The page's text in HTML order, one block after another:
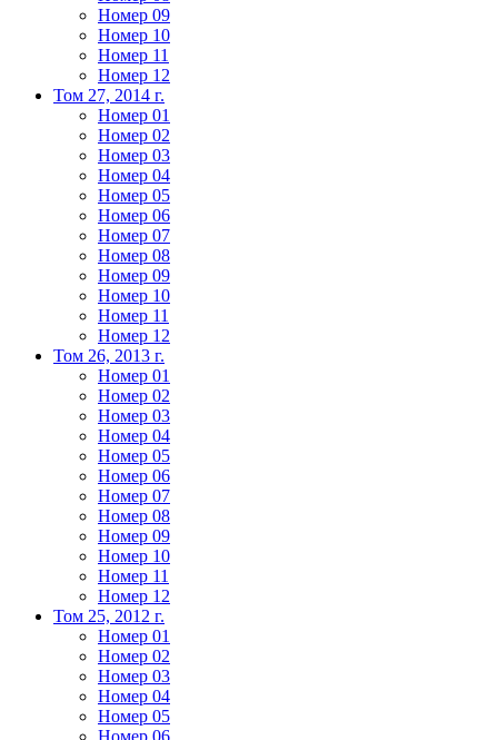
Номер 09
Номер 10
Номер 11
Номер 12
Том 27, 2014 г.
Номер 01
Номер 02
Номер 03
Номер 04
Номер 05
Номер 06
Номер 07
Номер 08
Номер 09
Номер 10
Номер 11
Номер 12
Том 26, 2013 г.
Номер 01
Номер 02
Номер 03
Номер 04
Номер 05
Номер 06
Номер 07
Номер 08
Номер 09
Номер 10
Номер 11
Номер 12
Том 25, 2012 г.
Номер 01
Номер 02
Номер 03
Номер 04
Номер 05
Номер 06